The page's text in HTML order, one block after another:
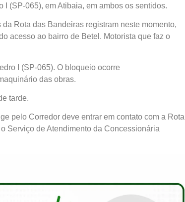
(SP-065), em Atibaia, em ambos os sentidos.
Rota das Bandeiras registram neste momento,
acesso ao bairro de Betel. Motorista que faz o
I (SP-065). O bloqueio ocorre
das obras.
tarde.
pelo Corredor deve entrar em contato com a Rota
Serviço de Atendimento da Concessionária